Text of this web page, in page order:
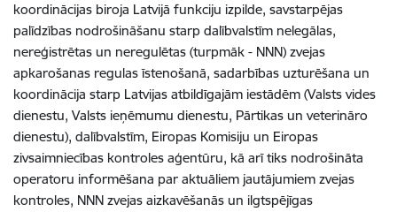
koordinācijas biroja Latvijā funkciju izpilde, savstarpējas
palīdzības nodrošināšanu starp dalībvalstīm nelegālas,
nereģistrētas un neregulētas (turpmāk - NNN) zvejas
apkarošanas regulas īstenošanā, sadarbības uzturēšana un
koordinācija starp Latvijas atbildīgajām iestādēm (Valsts vides
dienestu, Valsts ieņēmumu dienestu, Pārtikas un veterināro
dienestu), dalībvalstīm, Eiropas Komisiju un Eiropas
zivsaimniecības kontroles aģentūru, kā arī tiks nodrošināta
operatoru informēšana par aktuāliem jautājumiem zvejas
kontroles, NNN zvejas aizkavēšanās un ilgtspējīgas